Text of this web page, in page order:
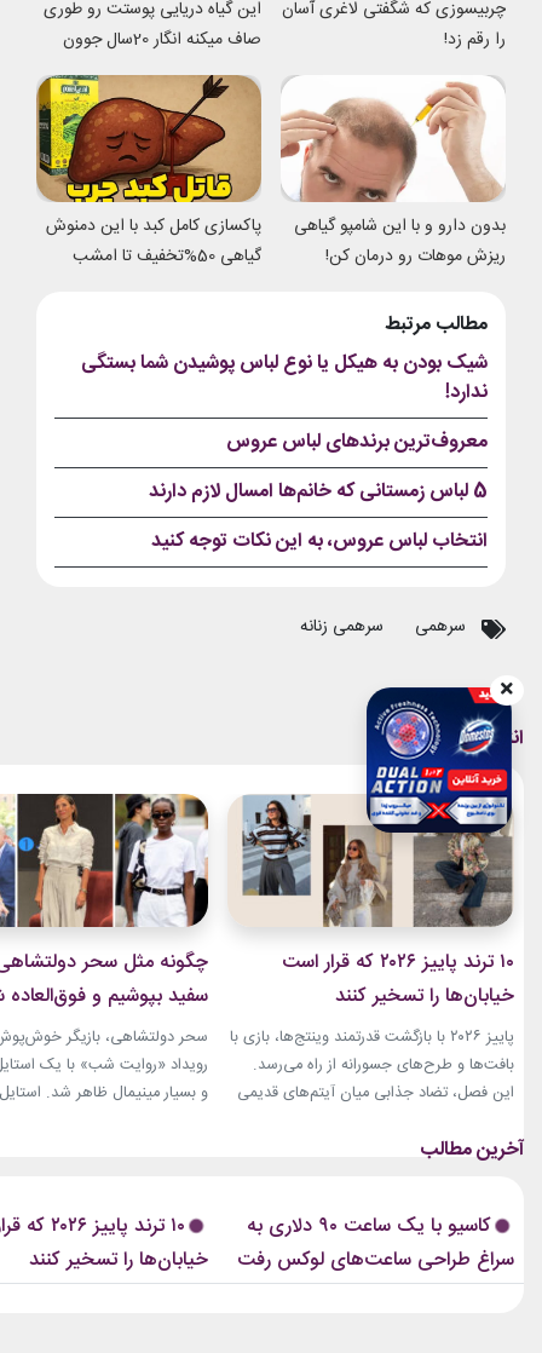
چربیسوزی که شگفتی لاغری آسان
را رقم زد!
این گیاه دریایی پوستت رو طوری
صاف میکنه انگار 20سال جوون
شدی
بدون دارو و با این شامپو گیاهی
ریزش موهات رو درمان کن!
پاکسازی کامل کبد با این دمنوش
گیاهی 50%تخفیف تا امشب
مطالب مرتبط
شیک بودن به هیکل یا نوع لباس پوشیدن شما بستگی
ندارد!
معروف‌ترین برندهای لباس عروس
5 لباس زمستانی که خانم‌ها امسال لازم دارند
انتخاب لباس عروس، به این نکات توجه کنید
سرهمی سرهمی زنانه
۱۰ ترند پاییز ۲۰۲۶ که قرار است
خیابان‌ها را تسخیر کنند
پاییز ۲۰۲۶ با بازگشت قدرتمند وینتج‌ها، بازی با
بافت‌ها و طرح‌های جسورانه از راه می‌رسد.
این فصل، تضاد جذابی میان آیتم‌های قدیمی
و تنگ تا دامن‌های چرم بلند، همه‌چیز برای
نیست. بسیاری از این ترندها،...
چگونه مثل سحر دولتشاهی
سفید بپوشیم و
به‌نظر برسیم؟
سحر دولتشاهی، بازیگر خوش‌پوش
رویداد «روایت شب» با یک
و بسیار مینیمال ظاهر شد.
نقره پاندورا...
کاسیو با یک ساعت ۹۰ دلاری به
سراغ طراحی ساعت‌های لوکس رفت
۱۰ ترند پاییز
خیابان‌ها را تسخیر کنند